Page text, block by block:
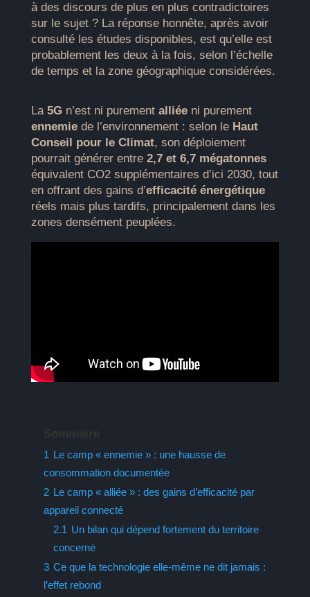
à des discours de plus en plus contradictoires
sur le sujet ? La réponse honnête, après avoir
consulté les études disponibles, est qu’elle est
probablement les deux à la fois, selon l’échelle
de temps et la zone géographique considérées.
La 5Gn’est ni purement alliéeni purement
ennemiede l’environnement : selon le Haut
Conseil pour le Climat, son déploiement
pourrait générer entre 2,7 et 6,7 mégatonnes
équivalent CO2 supplémentaires d’ici 2030, tout
en offrant des gains d’efficacité énergétique
réels mais plus tardifs, principalement dans les
zones densément peuplées.
1 Le camp « ennemie » : une hausse de
consommation documentée
2 Le camp « alliée » : des gains d’efficacité par
appareil connecté
2.1 Un bilan qui dépend fortement du territoire
concerné
3 Ce que la technologie elle-même ne dit jamais :
l’effet rebond